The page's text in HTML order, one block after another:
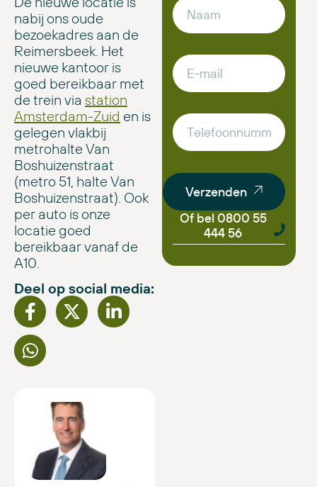
nabij ons oude
bezoekadres aan de
Reimersbeek. Het
nieuwe kantoor is
goed bereikbaar met
de trein via station
Amsterdam-Zuid en is
gelegen vlakbij
metrohalte Van
Boshuizenstraat
(metro 51, halte Van
Boshuizenstraat). Ook
per auto is onze
locatie goed
bereikbaar vanaf de
A10.
Deel op social media:
Verzenden
Of bel 0800 55
444 56